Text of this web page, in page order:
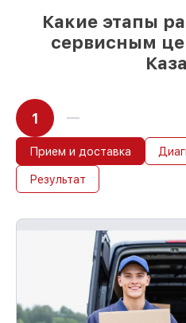
старте работ
Какие этапы
сервисным
1
Прием и доставка
Результат